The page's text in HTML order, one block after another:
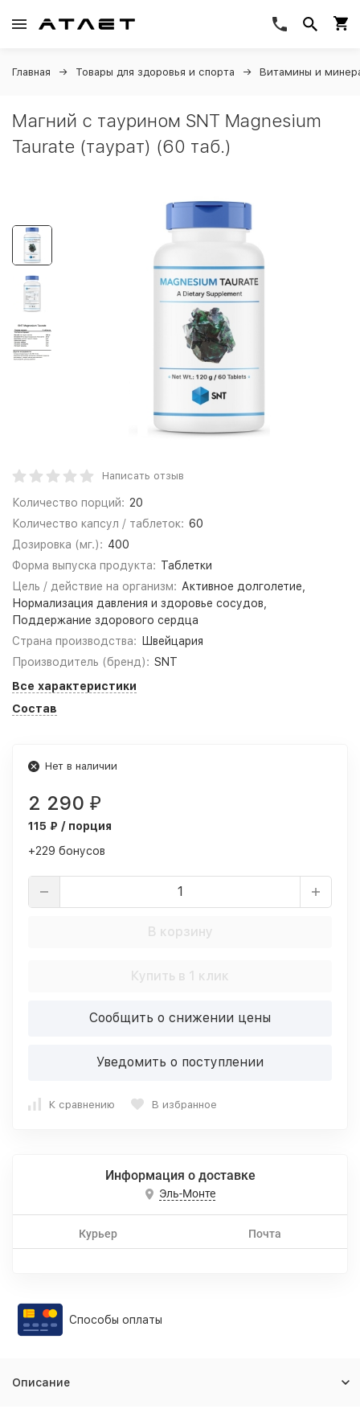
Главная Товары для здоровья и спорта Витамины и
Магний c таурином SNT Magnesium
Taurate (таурат) (60 таб.)
Написать отзыв
Количество порций: 20
Количество капсул / таблеток: 60
Дозировка (мг.): 400
Форма выпуска продукта: Таблетки
Цель / действие на организм: Активное долголетие,
Нормализация давления и здоровье сосудов,
Поддержание здорового сердца
Страна производства:
Швейцария
Производитель (бренд): SNT
Все характеристики
Состав
Нет в наличии
2 290 ₽
115 ₽ / порция
+229 бонусов
В корзину
Купить в 1 клик
Сообщить о снижении цены
Уведомить о поступлении
К сравнению В избранное
Информация о доставке
Эль-Монте
Курьер Почта
Способы оплаты
Описание